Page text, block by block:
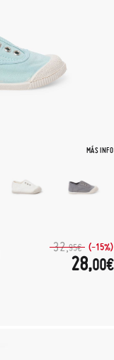
MÁS INFO
32,95€ (-15%)
28,00€